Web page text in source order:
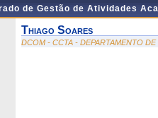
de Gestão de Atividades
Thiago Soares
DCOM - CCTA - DEPARTAMENTO